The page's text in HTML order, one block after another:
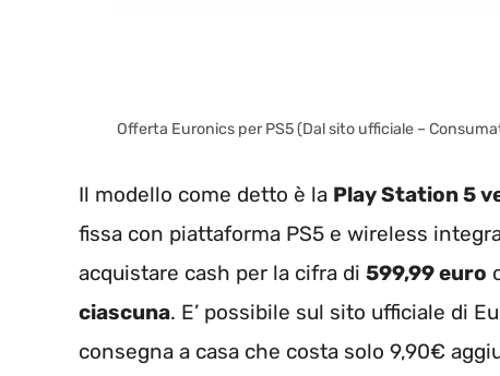
Offerta Euronics per PS5 (Dal sito ufficiale –
Il modello come detto è la Play Station 5
fissa con piattaforma PS5 e wireless
acquistare cash per la cifra di 599,99 euro
ciascuna. E’ possibile sul sito ufficiale di
consegna a casa che costa solo 9,90€